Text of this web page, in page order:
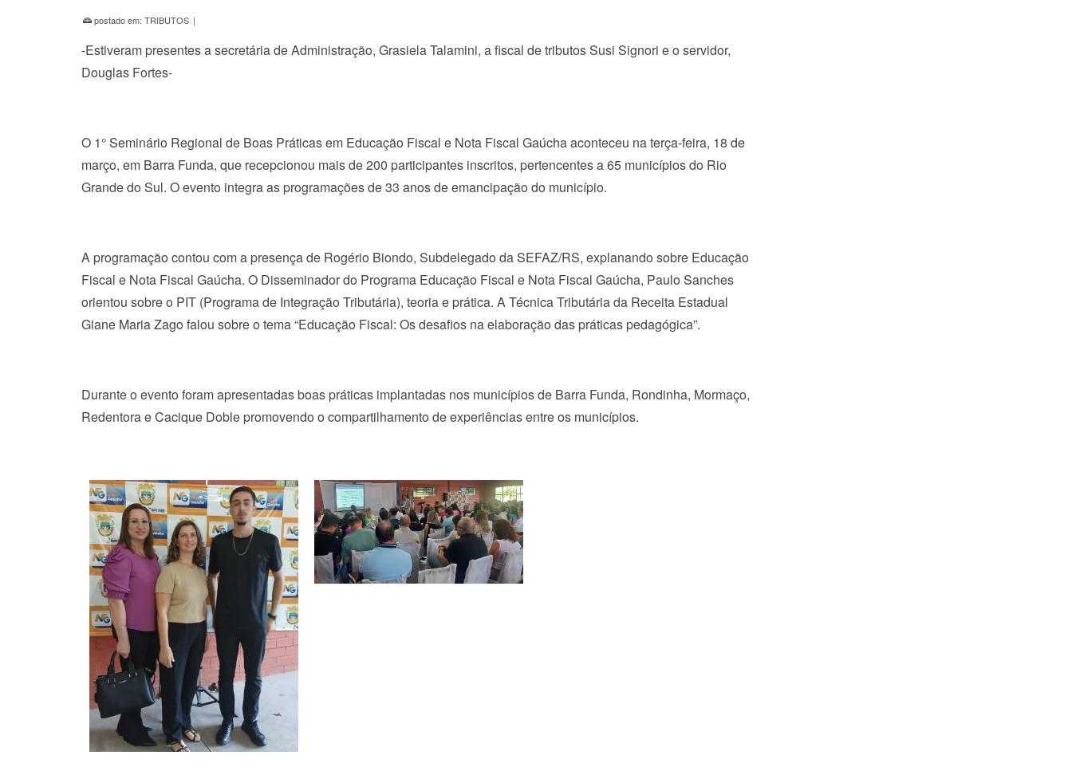
postado em: TRIBUTOS |
-Estiveram presentes a secretária de Administração, Grasiela Talamini, a fiscal de tributos Susi Signori e o servidor,
Douglas Fortes-
O 1° Seminário Regional de Boas Práticas em Educação Fiscal e Nota Fiscal Gaúcha aconteceu na terça-feira, 18 de
março, em Barra Funda, que recepcionou mais de 200 participantes inscritos, pertencentes a 65 municípios do Rio
Grande do Sul. O evento integra as programações de 33 anos de emancipação do município.
A programação contou com a presença de Rogério Biondo, Subdelegado da SEFAZ/RS, explanando sobre Educação
Fiscal e Nota Fiscal Gaúcha. O Disseminador do Programa Educação Fiscal e Nota Fiscal Gaúcha, Paulo Sanches
orientou sobre o PIT (Programa de Integração Tributária), teoria e prática. A Técnica Tributária da Receita Estadual
Giane Maria Zago falou sobre o tema “Educação Fiscal: Os desafios na elaboração das práticas pedagógica”.
Durante o evento foram apresentadas boas práticas implantadas nos municípios de Barra Funda, Rondinha, Mormaço,
Redentora e Cacique Doble promovendo o compartilhamento de experiências entre os municípios.